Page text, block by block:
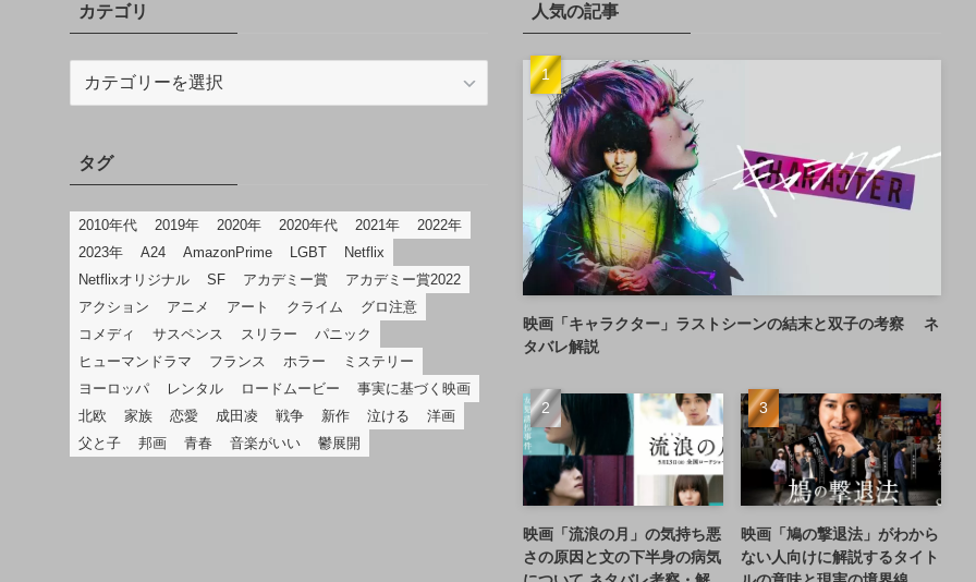
カテゴリ
リタグ
2010年代 2019年 2020年 2020年代 2021年
2022年
2023年
A24 AmazonPrime LGBT
Netflix
Netflixオリジナル
SF アカデミー賞
アカデミー賞2022
アクション
アニメ アート クライム
グロ注意
コメディ
サスペンス スリラー
パニック
ヒューマンドラマ
フランス ホラー
ミステリー
ヨーロッパ
レンタル ロードムービー
事実に基づく映画
北欧
家族 恋愛 成田凌 戦争 新作 泣ける
洋画
父と子
邦画 青春 音楽がいい 鬱展開
人気の記事
映画「キャラクター」ラストシーンの結末と双子の考察 ネ
タバレ解説
映画「流浪の月」の気持ち悪
さの原因と文の下半身の病気
映画「鳩の撃退法」がわから
ない人向けに解説するタイト